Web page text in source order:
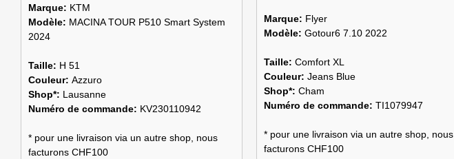
Marque: KTM
Modèle: MACINA TOUR P510 Smart System
2024
Taille: H 51
Couleur: Azzuro
Shop*: Lausanne
Numéro de commande: KV230110942
* pour une livraison via un autre shop, nous
facturons CHF100
Marque: Flyer
Modèle: Gotour6 7.10 2022
Taille: Comfort XL
Couleur: Jeans Blue
Shop*: Cham
Numéro de commande: TI1079947
* pour une livraison via un autre shop, nous
facturons CHF100